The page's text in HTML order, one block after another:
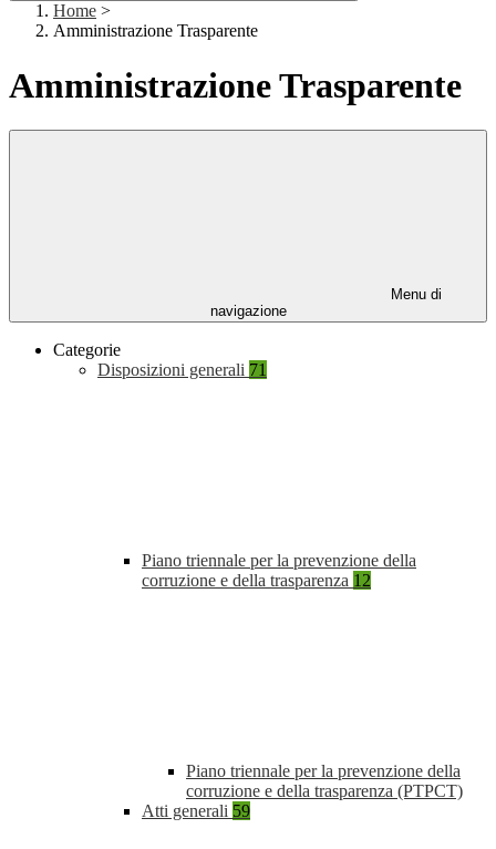
Home >
Amministrazione Trasparente
Amministrazione Trasparente
Menu di
navigazione
Categorie
Disposizioni generali 71
Piano triennale per la prevenzione della
corruzione e della trasparenza 12
Piano triennale per la prevenzione della
corruzione e della trasparenza (PTPCT)
Atti generali 59